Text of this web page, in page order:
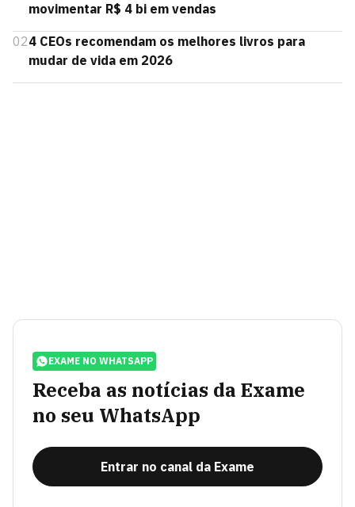
movimentar R$ 4 bi em vendas
024 CEOs recomendam os melhores livros para
mudar de vida em 2026
EXAME NO WHATSAPP
Receba as notícias da Exame
no seu WhatsApp
Entrar no canal da Exame